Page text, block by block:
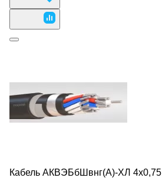
Кабель АКВЭБбШвнг(А)-ХЛ 4х0,75